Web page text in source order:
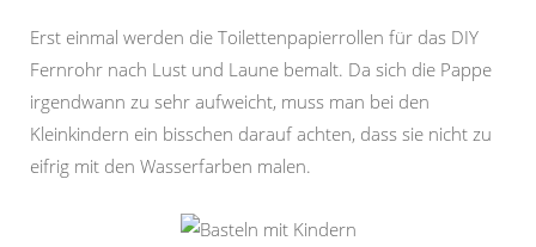
Erst einmal werden die Toilettenpapierrollen für das DIY
Fernrohr nach Lust und Laune bemalt. Da sich die Pappe
irgendwann zu sehr aufweicht, muss man bei den
Kleinkindern ein bisschen darauf achten, dass sie nicht zu
eifrig mit den Wasserfarben malen.